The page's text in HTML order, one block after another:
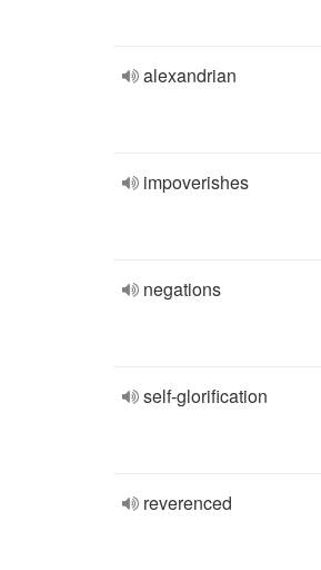
alexandrian
impoverishes
negations
self-glorification
reverenced